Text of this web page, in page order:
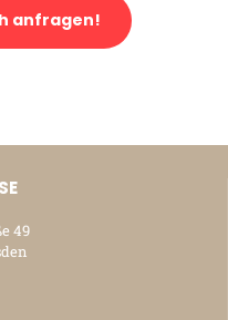
anfragen!
49